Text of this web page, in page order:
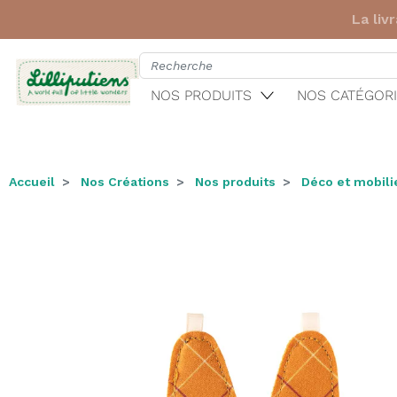
Première
NOS PRODUITS NOS
Accueil Nos Créations Nos produits Déco et